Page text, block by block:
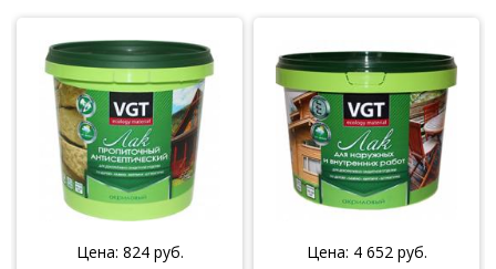
Цена: 824руб. Цена: 4 652руб.